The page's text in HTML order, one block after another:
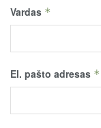
Vardas *
El. pašto adresas *